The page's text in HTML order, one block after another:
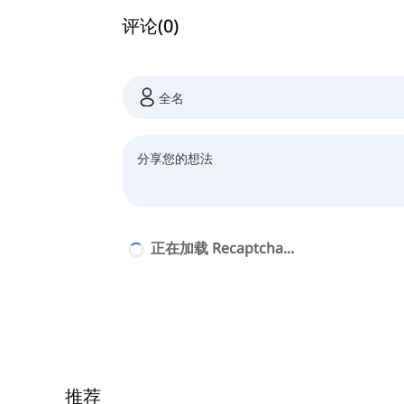
评论(0)
正在加载 Recaptcha...
推荐